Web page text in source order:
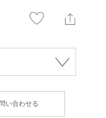
い合わせる